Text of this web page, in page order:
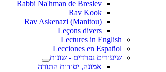
Rabbi Na'hman de Breslev
Rav Kook
(Rav Askenazi (Manitou
Leçons divers
Lectures in English
Lecciones en Español
שיעורים נפרדים - שונות
אמונה, יסודות התורה